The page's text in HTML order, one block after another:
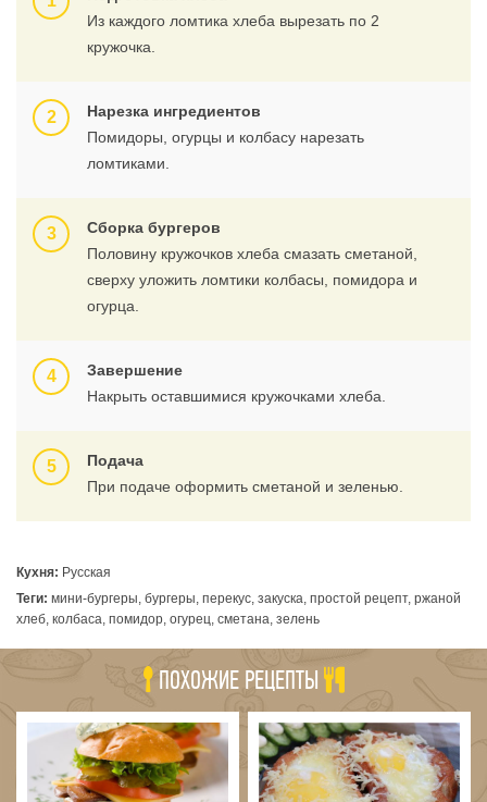
Из каждого ломтика хлеба вырезать по 2
кружочка.
Нарезка ингредиентов
Помидоры, огурцы и колбасу нарезать
ломтиками.
Сборка бургеров
Половину кружочков хлеба смазать сметаной,
сверху уложить ломтики колбасы, помидора и
огурца.
Завершение
Накрыть оставшимися кружочками хлеба.
Подача
При подаче оформить сметаной и зеленью.
Кухня: Русская
Теги: мини-бургеры, бургеры, перекус, закуска, простой рецепт, ржаной
хлеб, колбаса, помидор, огурец, сметана, зелень
ПОХОЖИЕ РЕЦЕПТЫ